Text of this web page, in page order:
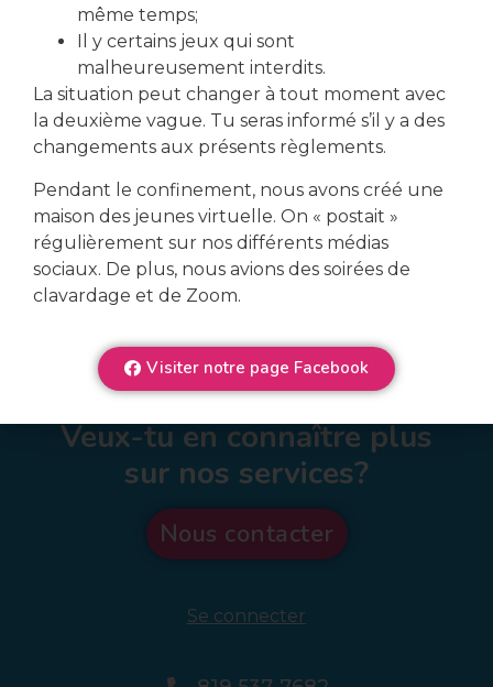
Partager cet événement
Veux-tu en connaître plus
sur nos services?
Nous contacter
Se connecter
même temps;
Il y certains jeux qui sont
malheureusement interdits.
La situation peut changer à tout moment avec
la deuxième vague. Tu seras informé s’il y a des
changements aux présents règlements.
Pendant le confinement, nous avons créé une
maison des jeunes virtuelle. On « postait »
régulièrement sur nos différents médias
sociaux. De plus, nous avions des soirées de
clavardage et de Zoom.
Visiter notre page Facebook